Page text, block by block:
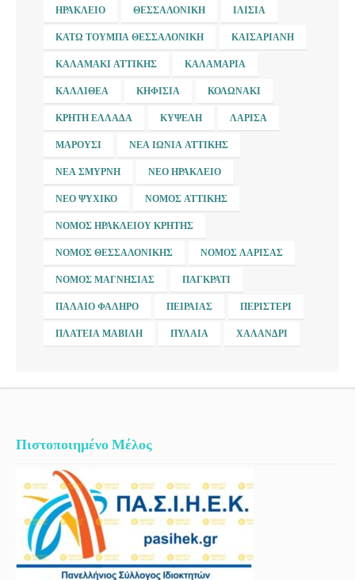
ΗΡΆΚΛΕΙΟ ΘΕΣΣΑΛΟΝΊΚΗ ΙΛΊΣΙΑ
ΚΆΤΩ ΤΟΎΜΠΑ ΘΕΣΣΑΛΟΝΊΚΗ ΚΑΙΣΑΡΙΑΝΉ
ΚΑΛΑΜΆΚΙ ΑΤΤΙΚΉΣ ΚΑΛΑΜΑΡΙΆ
ΚΑΛΛΙΘΈΑ ΚΗΦΙΣΙΆ ΚΟΛΩΝΆΚΙ
ΚΡΉΤΗ ΕΛΛΆΔΑ ΚΥΨΈΛΗ ΛΆΡΙΣΑ
ΜΑΡΟΎΣΙ ΝΈΑ ΙΩΝΊΑ ΑΤΤΙΚΉΣ
ΝΈΑ ΣΜΎΡΝΗ ΝΈΟ ΗΡΆΚΛΕΙΟ
ΝΈΟ ΨΥΧΙΚΌ ΝΟΜΌΣ ΑΤΤΙΚΉΣ
ΝΟΜΌΣ ΗΡΑΚΛΕΊΟΥ ΚΡΉΤΗΣ
ΝΟΜΌΣ ΘΕΣΣΑΛΟΝΊΚΗΣ ΝΟΜΌΣ ΛΆΡΙΣΑΣ
ΝΟΜΌΣ ΜΑΓΝΗΣΊΑΣ ΠΑΓΚΡΆΤΙ
ΠΑΛΑΙΌ ΦΆΛΗΡΟ ΠΕΙΡΑΙΆΣ ΠΕΡΙΣΤΈΡΙ
ΠΛΑΤΕΊΑ ΜΑΒΊΛΗ ΠΥΛΑΊΑ ΧΑΛΆΝΔΡΙ
Πιστοποιημένο Μέλος